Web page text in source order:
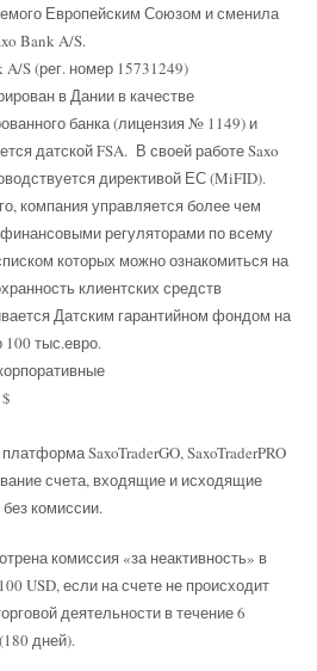
Европейским Союзом и сменила
Bank A/S.
A/S (рег. номер 15731249)
в Дании в качестве
банка (лицензия № 1149) и
датской FSA. В своей работе Saxo
директивой ЕС (MiFID).
компания управляется более чем
регуляторами по всему
которых можно ознакомиться на
клиентских средств
Датским гарантийном фондом на
тыс.евро.
SaxoTraderGO, SaxoTraderPRO
счета, входящие и исходящие
комиссии.
комиссия «за неактивность» в
USD, если на счете не происходит
деятельности в течение 6
дней).